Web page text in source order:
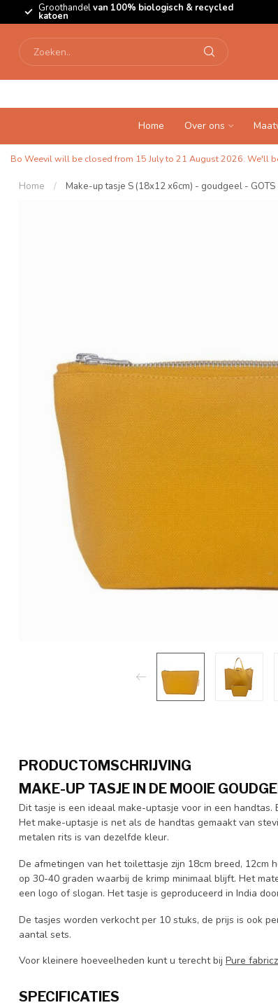
Groothandelvan 100% biologisch & recycled
katoen
Home Over ons
Bo Weevil will be closed from 15 July to 21 August 2026. We'll
Home / Make-up tasje S (18x12 x6cm) - goudgeel - GOTS
PRODUCTOMSCHRIJVING
MAKE-UP TASJE IN DE MOOIE
Dit tasje is een ideaal make-uptasje voor in een
Het make-uptasje is net als de handtas gemaakt van
metalen rits is van dezelfde kleur.
De afmetingen van het toilettasje zijn 18cm breed, 12cm
op 30-40 graden waarbij de krimp minimaal blijft. Het
een logo of slogan. Het tasje is geproduceerd in India
De tasjes worden verkocht per 10 stuks, de prijs is ook
aantal sets.
Voor kleinere hoeveelheden kunt u terecht bij Pure
SPECIFICATIES